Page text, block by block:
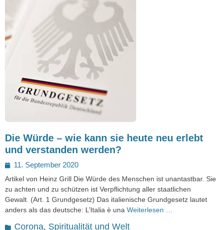
Die Würde – wie kann sie heute neu erlebt
und verstanden werden?
Posted
on
11. September 2020
Artikel von Heinz Grill Die Würde des Menschen ist unantastbar. Sie
zu achten und zu schützen ist Verpflichtung aller staatlichen
Gewalt. (Art. 1 Grundgesetz) Das italienische Grundgesetz lautet
anders als das deutsche: L’Italia è una Weiterlesen …
Kategorien
Corona, Spiritualität und Welt